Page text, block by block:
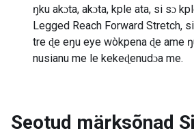
ŋku akɔta, akɔta, kple ata, si sɔ
Legged Reach Forward Stretch,
tre ɖe eŋu eye wòkpena ɖe ame
nusianu me le kekeɖenudɔa me.
Seotud märksõnad